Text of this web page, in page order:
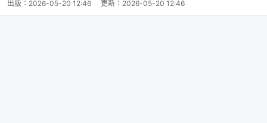
出版： 2026-05-20 12:46 更新： 2026-05-20 12:46